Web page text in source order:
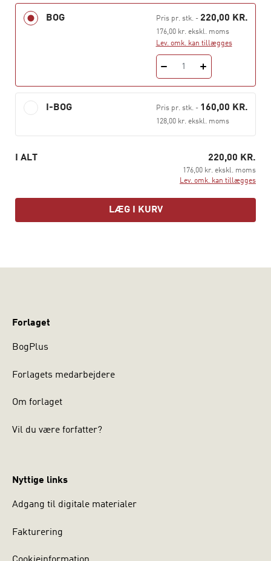
skabe håb, energi og handlekraft i organisationen i
stedet for desillusion og passivitet.
Bogen er skrevet til faget Positiv psykologi i
organisationen på akademiuddannelsen i Ledelse, men
kan også have interesse for andre, der ønsker mere
viden og indsigt i den positive psykologi. Bogen kan med
fordel suppleres med bogen
Positiv Psykologi i ledelse
som fokuserer på individuelle styrker og trivsel.
BOG Pris pr. stk.- 220,00 KR.
176,00 kr. ekskl. moms
Lev. omk. kan tillægges
1
I-BOG Pris pr. stk.- 160,00 KR.
128,00 kr. ekskl. moms
I ALT 220,00 KR.
176,00 kr. ekskl. moms
Lev. omk. kan tillægges
LÆG I KURV
Forlaget
BogPlus
Forlagets medarbejdere
Om forlaget
Vil du være forfatter?
Nyttige links
Adgang til digitale materialer
Fakturering